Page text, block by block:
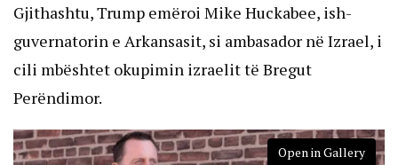
Gjithashtu, Trump emëroi Mike Huckabee, ish-
guvernatorin e Arkansasit, si ambasador në Izrael, i
cili mbështet okupimin izraelit të Bregut
Perëndimor.
Open in Gallery